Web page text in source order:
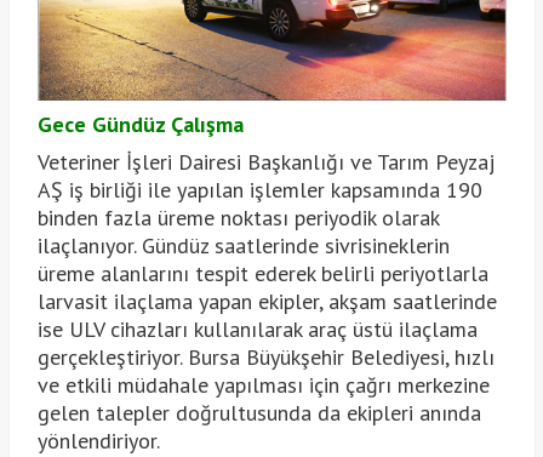
Gece Gündüz Çalışma
Veteriner İşleri Dairesi Başkanlığı ve Tarım Peyzaj
AŞ iş birliği ile yapılan işlemler kapsamında 190
binden fazla üreme noktası periyodik olarak
ilaçlanıyor. Gündüz saatlerinde sivrisineklerin
üreme alanlarını tespit ederek belirli periyotlarla
larvasit ilaçlama yapan ekipler, akşam saatlerinde
ise ULV cihazları kullanılarak araç üstü ilaçlama
gerçekleştiriyor. Bursa Büyükşehir Belediyesi, hızlı
ve etkili müdahale yapılması için çağrı merkezine
gelen talepler doğrultusunda da ekipleri anında
yönlendiriyor.